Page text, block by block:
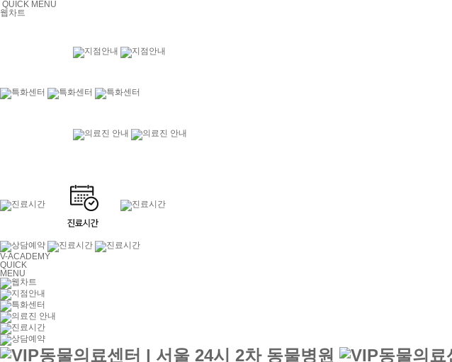
QUICK MENU
웹차트
V-ACADEMY
QUICK
MENU